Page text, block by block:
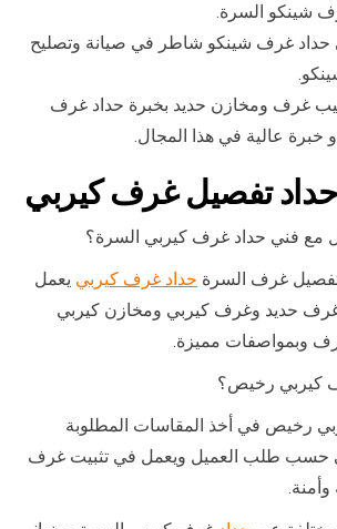
شينكو السرة.
حداد غرف شينكو شاطر في صيانة وتصليح
غرف ومخازن حديد بخبرة حداد غرف
خبرة عالية في هذا المجال.
تفصيل غرف كيربي
مع فني حداد غرف كيربي السرة؟
غرف السرة حداد غرف كيربي يعمل
حديد وغرف كيربي ومخازن كيربي
وبمواصفات مميزة.
كيربي رخيص؟
رخيص في أخذ المقاسات المطلوبة
حسب طلب العميل ويعمل في تثبيت غرف